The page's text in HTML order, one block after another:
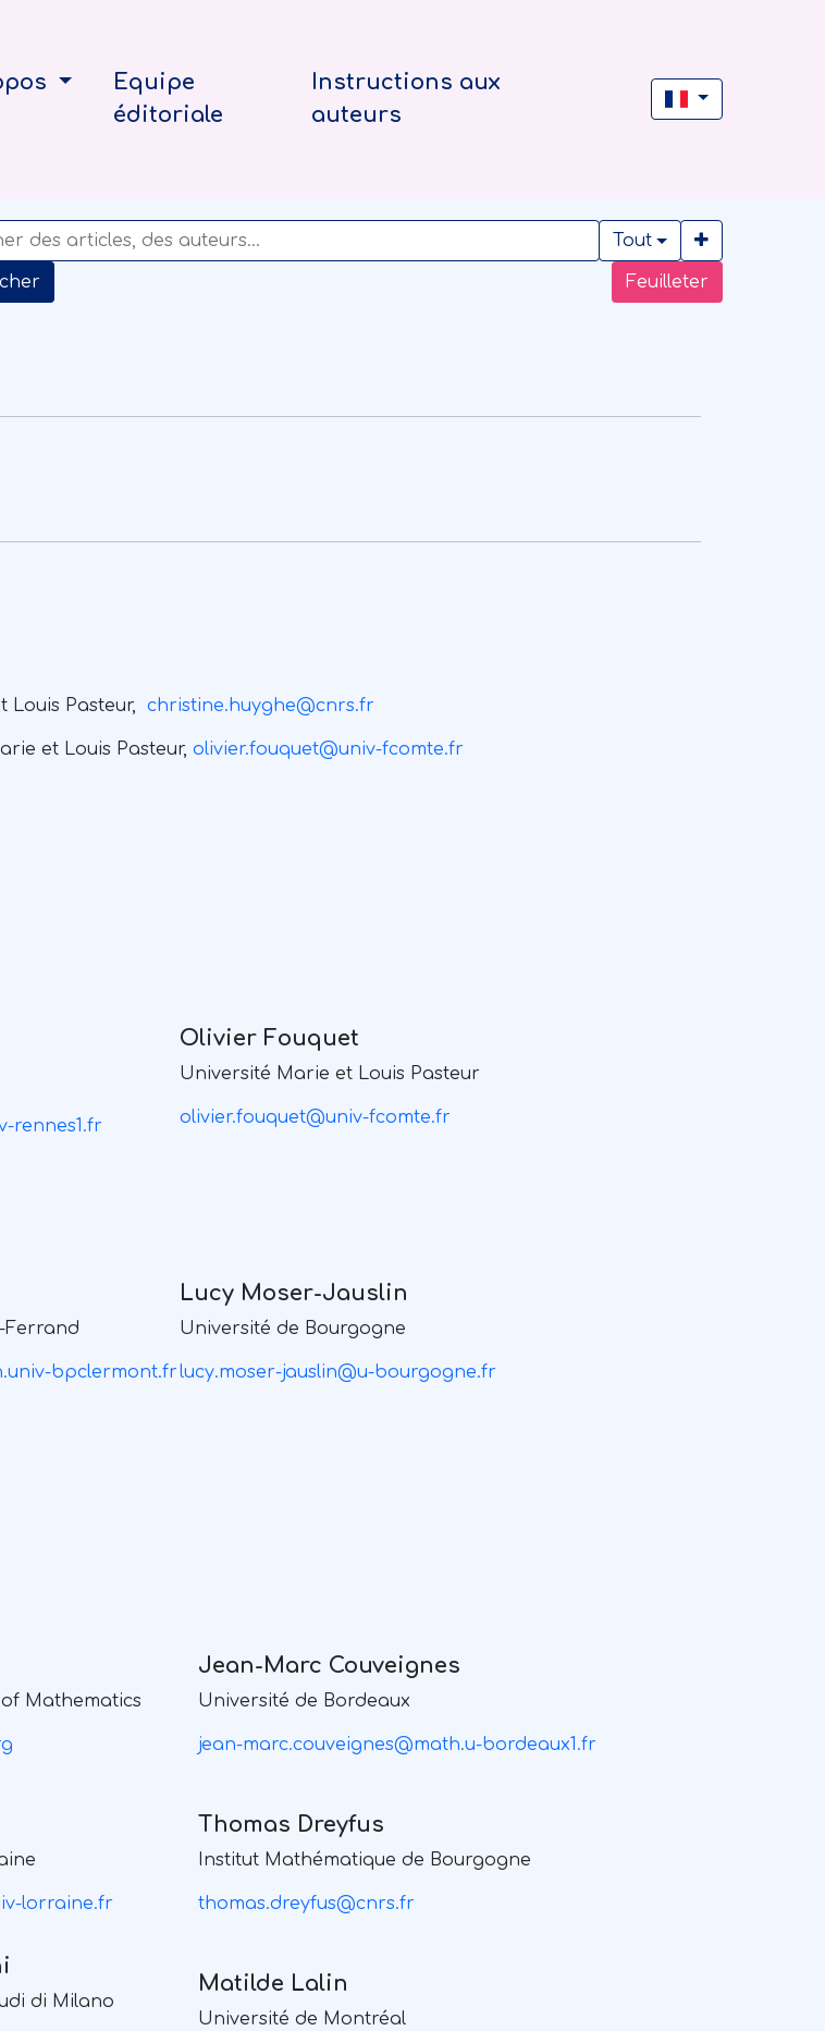
Equipe
éditoriale
Instructions aux
auteurs
Feuilleter
Tout
Louis Pasteur, christine.huyghe@cnrs.fr
et Louis Pasteur, olivier.fouquet@univ-fcomte.fr
rennes1.fr
Olivier Fouquet
Université Marie et Louis Pasteur
olivier.fouquet@univ-fcomte.fr
Ferrand
bpclermont.fr
Lucy Moser-Jauslin
Université de Bourgogne
lucy.moser-jauslin@u-bourgogne.fr
Mathematics
Jean-Marc Couveignes
Université de Bordeaux
jean-marc.couveignes@math.u-bordeaux1.fr
lorraine.fr
Thomas Dreyfus
Institut Mathématique de Bourgogne
thomas.dreyfus@cnrs.fr
di Milano
Matilde Lalin
Université de Montréal